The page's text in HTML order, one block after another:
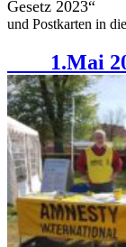
Gesetz 2023“
und Postkarten in
1.Mai